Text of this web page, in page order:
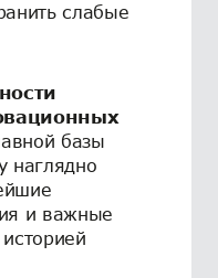
слабые
базы
наглядно
и важные